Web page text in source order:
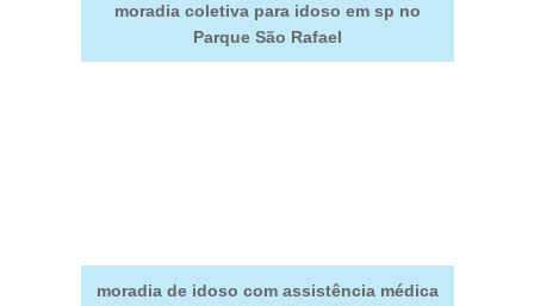
moradia coletiva para idoso em sp no
Parque São Rafael
moradia de idoso com assistência médica